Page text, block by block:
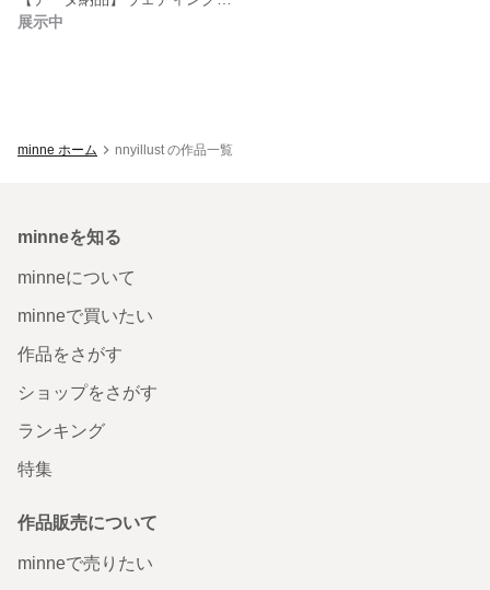
展示中
minne ホーム nnyillust の作品一覧
minneを知る
minneについて
minneで買いたい
作品をさがす
ショップをさがす
ランキング
特集
作品販売について
minneで売りたい